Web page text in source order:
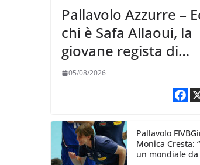
Pallavolo Azzurre –
chi è Safa Allaoui, la
giovane regista di
Bergamo convocata
collegiale di
05/08/2026
Pallavolo
Monica Cresta:
un mondiale da